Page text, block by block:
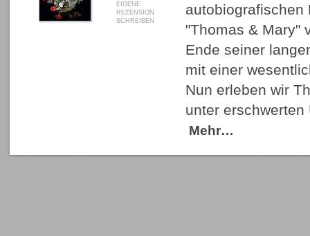
EIGENE
REZENSION
SCHREIBEN
autobiografischen
"Thomas & Mary"
Ende seiner
mit einer
Nun erleben wir
unter
Mehr…